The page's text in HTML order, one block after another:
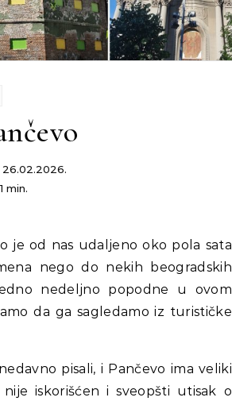
26.02.2026.
min.
nego do nekih beogradskih
nedeljno popodne u ovom
da ga sagledamo iz turističke
pisali, i Pančevo ima veliki
iskorišćen i sveopšti utisak o